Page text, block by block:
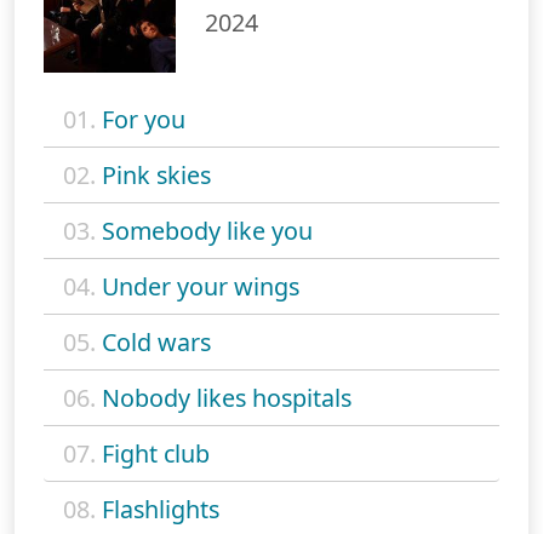
2024
01. For you
02. Pink skies
03. Somebody like you
04. Under your wings
05. Cold wars
06. Nobody likes hospitals
07. Fight club
08. Flashlights